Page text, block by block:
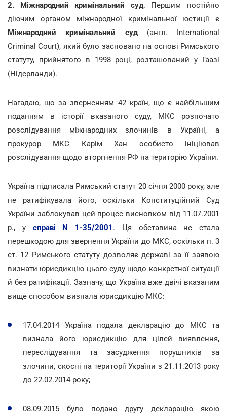
2. Міжнародний кримінальний суд. Першим постійно
діючим органом міжнародної кримінальної юстиції є
Міжнародний кримінальний суд(англ. International
Criminal Court), який було засновано на основі Римського
статуту, прийнятого в 1998 році, розташований у Гаазі
(Нідерланди).
Нагадаю, що за зверненням 42 країн, що є найбільшим
поданням в історії вказаного суду, МКС розпочато
розслідування міжнародних злочинів в Україні, а
прокурор МКС Карім Хан особисто ініціював
розслідування щодо вторгнення РФ на територію України.
Україна підписала Римський статут 20 січня 2000 року, але
не ратифікувала його, оскільки Конституційний Суд
України заблокував цей процес висновком від 11.07.2001
р., у справі N 1-35/2001 . Ця обставина не стала
перешкодою для звернення України до МКС, оскільки п. 3
ст. 12 Римського статуту дозволяє державі за її заявою
визнати юрисдикцію цього суду щодо конкретної ситуації
й без ратифікації. Зазначу, що Україна вже двічі вказаним
вище способом визнала юрисдикцію МКС:
17.04.2014 Україна подала декларацію до МКС та
визнала його юрисдикцію для цілей виявлення,
переслідування та засудження порушників за
злочини, скоєні на території України з 21.11.2013 року
до 22.02.2014 року;
08.09.2015 було подано другу декларацію якою